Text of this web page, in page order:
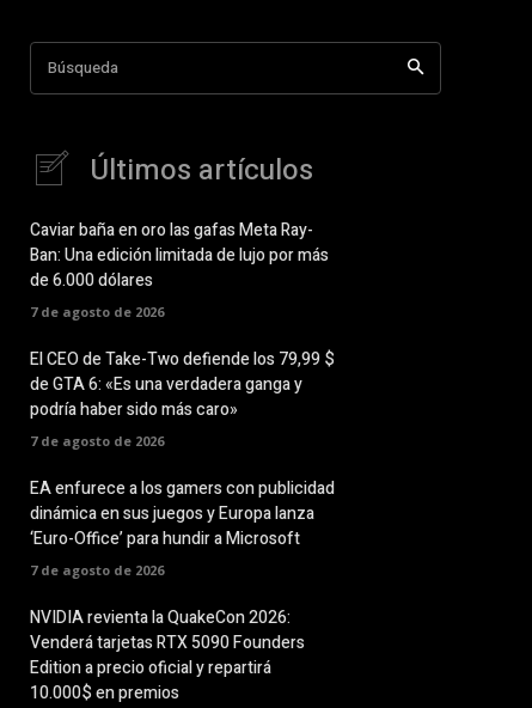
Búsqueda
Últimos artículos
Caviar baña en oro las gafas Meta Ray-
Ban: Una edición limitada de lujo por más
de 6.000 dólares
7 de agosto de 2026
El CEO de Take-Two defiende los 79,99 $
de GTA 6: «Es una verdadera ganga y
podría haber sido más caro»
7 de agosto de 2026
EA enfurece a los gamers con publicidad
dinámica en sus juegos y Europa lanza
‘Euro-Office’ para hundir a Microsoft
7 de agosto de 2026
NVIDIA revienta la QuakeCon 2026:
Venderá tarjetas RTX 5090 Founders
Edition a precio oficial y repartirá
10.000$ en premios